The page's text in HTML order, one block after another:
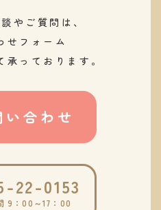
やご質問は、
せフォーム
承っております。
い合わせ
22-0153
9：00～17：00